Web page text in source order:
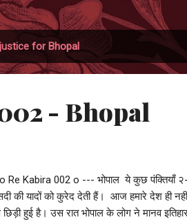
justice for Bhopal
- Bhopal
Re Kabira 002 o --- भोपाल ये कुछ पंक्तियाँ
की यादों को कुरेद देती हैं। आज हमारे देश ही
हुई है। उस रात भोपाल के लोग ने मानव